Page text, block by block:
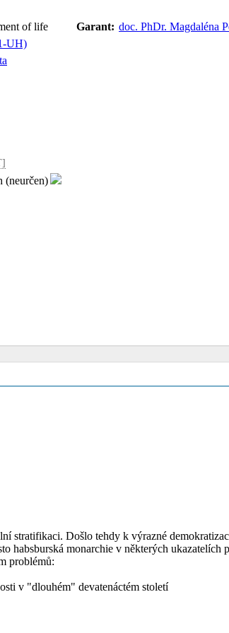
of life
UH)
(neurčen)
Garant: doc. PhDr. Magdaléna
stratifikaci. Došlo tehdy k výrazné
habsburská monarchie v některých
problémů:
v "dlouhém" devatenáctém století